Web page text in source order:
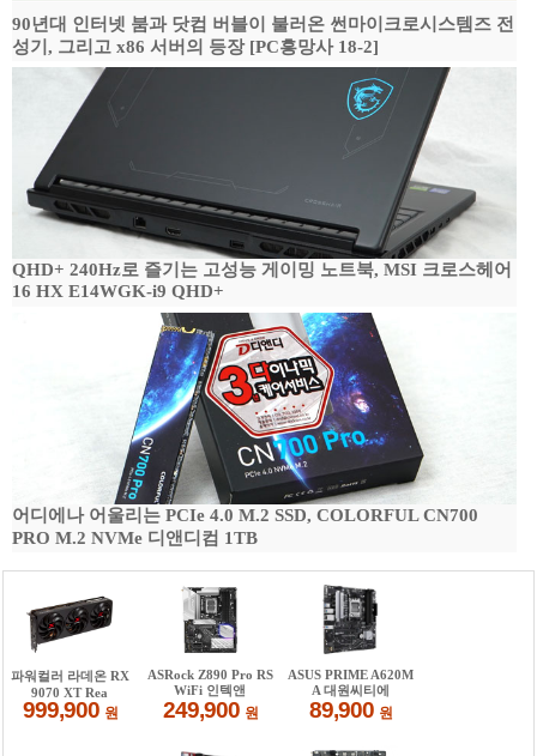
90년대 인터넷 붐과 닷컴 버블이 불러온 썬마이크로시스템즈 전
성기, 그리고 x86 서버의 등장 [PC흥망사 18-2]
QHD+ 240Hz로 즐기는 고성능 게이밍 노트북, MSI 크로스헤어
16 HX E14WGK-i9 QHD+
어디에나 어울리는 PCIe 4.0 M.2 SSD, COLORFUL CN700
PRO M.2 NVMe 디앤디컴 1TB